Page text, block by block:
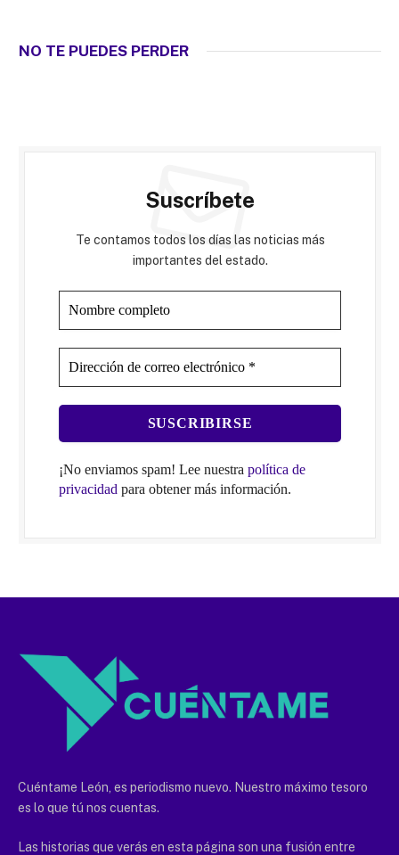
NO TE PUEDES PERDER
Suscríbete
Te contamos todos los días las noticias más
importantes del estado.
¡No enviamos spam! Lee nuestra política de
privacidad para obtener más información.
Cuéntame León, es periodismo nuevo. Nuestro máximo tesoro
es lo que tú nos cuentas.
Las historias que verás en esta página son una fusión entre